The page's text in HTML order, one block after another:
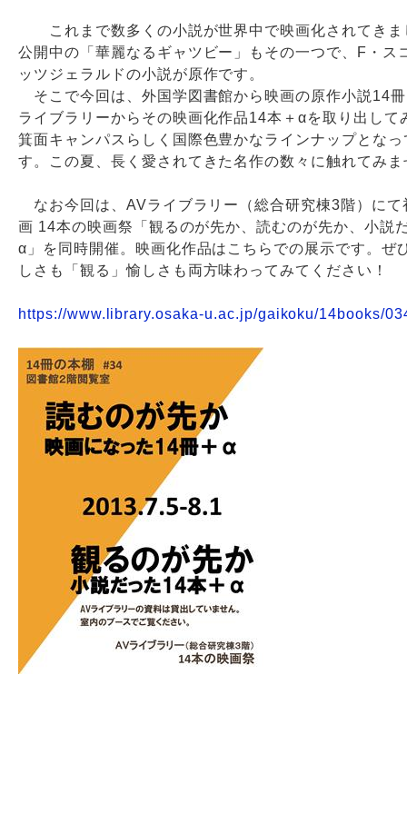
Webサービス
これまで数多くの小説が世界中で映画化されてきま
公開中の「華麗なるギャツビー」もその一つで、F・ス
ッツジェラルドの小説が原作です。
そこで今回は、外国学図書館から映画の原作小説14
ライブラリーからその映画化作品14本＋αを取り出して
箕面キャンパスらしく国際色豊かなラインナップとな
す。この夏、長く愛されてきた名作の数々に触れてみ
なお今回は、AVライブラリー（総合研究棟3階）にて
画 14本の映画祭「観るのが先か、読むのが先か、小説
α」を同時開催。映画化作品はこちらでの展示です。ぜ
しさも「観る」愉しさも両方味わってみてください！
https://www.library.osaka-u.ac.jp/gaikoku/14books/